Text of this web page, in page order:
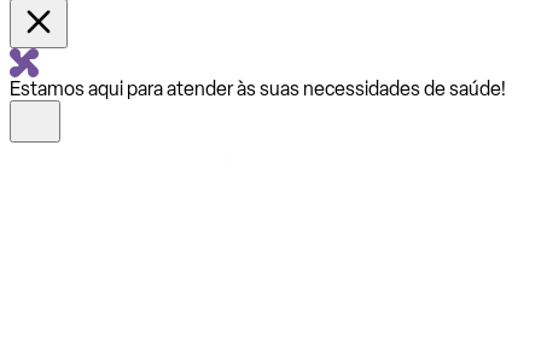
Estamos aqui para atender às suas necessidades de saúde!